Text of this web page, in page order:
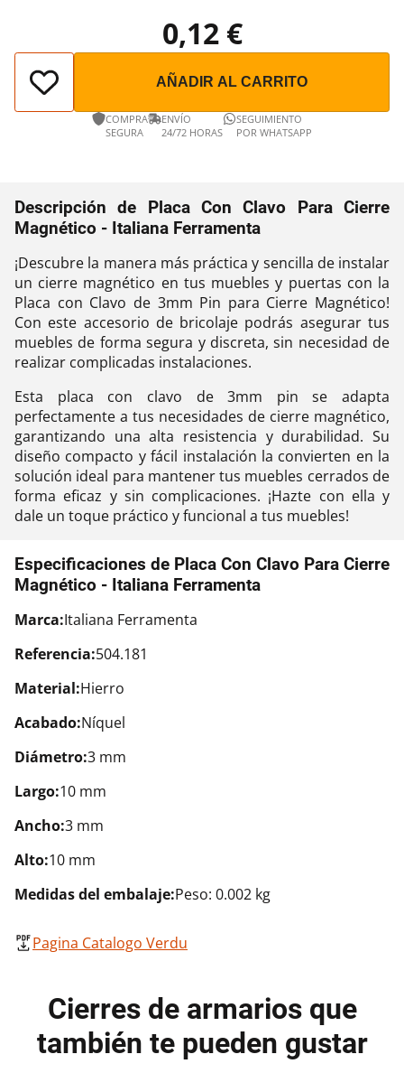
0,12 €
AÑADIR AL CARRITO
COMPRA
SEGURA
ENVÍO
24/72 HORAS
SEGUIMIENTO
POR WHATSAPP
Descripción de Placa Con Clavo Para Cierre
Magnético - Italiana Ferramenta
¡Descubre la manera más práctica y sencilla de instalar
un cierre magnético en tus muebles y puertas con la
Placa con Clavo de 3mm Pin para Cierre Magnético!
Con este accesorio de bricolaje podrás asegurar tus
muebles de forma segura y discreta, sin necesidad de
realizar complicadas instalaciones.
Esta placa con clavo de 3mm pin se adapta
perfectamente a tus necesidades de cierre magnético,
garantizando una alta resistencia y durabilidad. Su
diseño compacto y fácil instalación la convierten en la
solución ideal para mantener tus muebles cerrados de
forma eficaz y sin complicaciones. ¡Hazte con ella y
dale un toque práctico y funcional a tus muebles!
Especificaciones de Placa Con Clavo Para Cierre
Magnético - Italiana Ferramenta
Marca:Italiana Ferramenta
Referencia:504.181
Material:Hierro
Acabado:Níquel
Diámetro:3 mm
Largo:10 mm
Ancho:3 mm
Alto:10 mm
Medidas del embalaje:Peso: 0.002 kg
Pagina Catalogo Verdu
Cierres de armarios que
también te pueden gustar